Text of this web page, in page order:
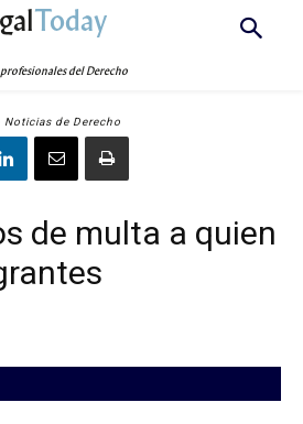
Today
del Derecho
Noticias de Derecho
de multa a quien